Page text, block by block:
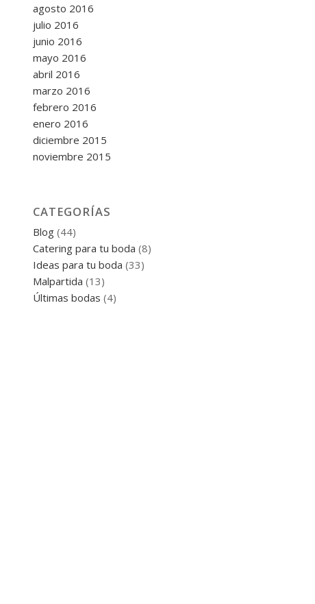
agosto 2016
julio 2016
junio 2016
mayo 2016
abril 2016
marzo 2016
febrero 2016
enero 2016
diciembre 2015
noviembre 2015
CATEGORÍAS
Blog (44)
Catering para tu boda (8)
Ideas para tu boda (33)
Malpartida (13)
Últimas bodas (4)